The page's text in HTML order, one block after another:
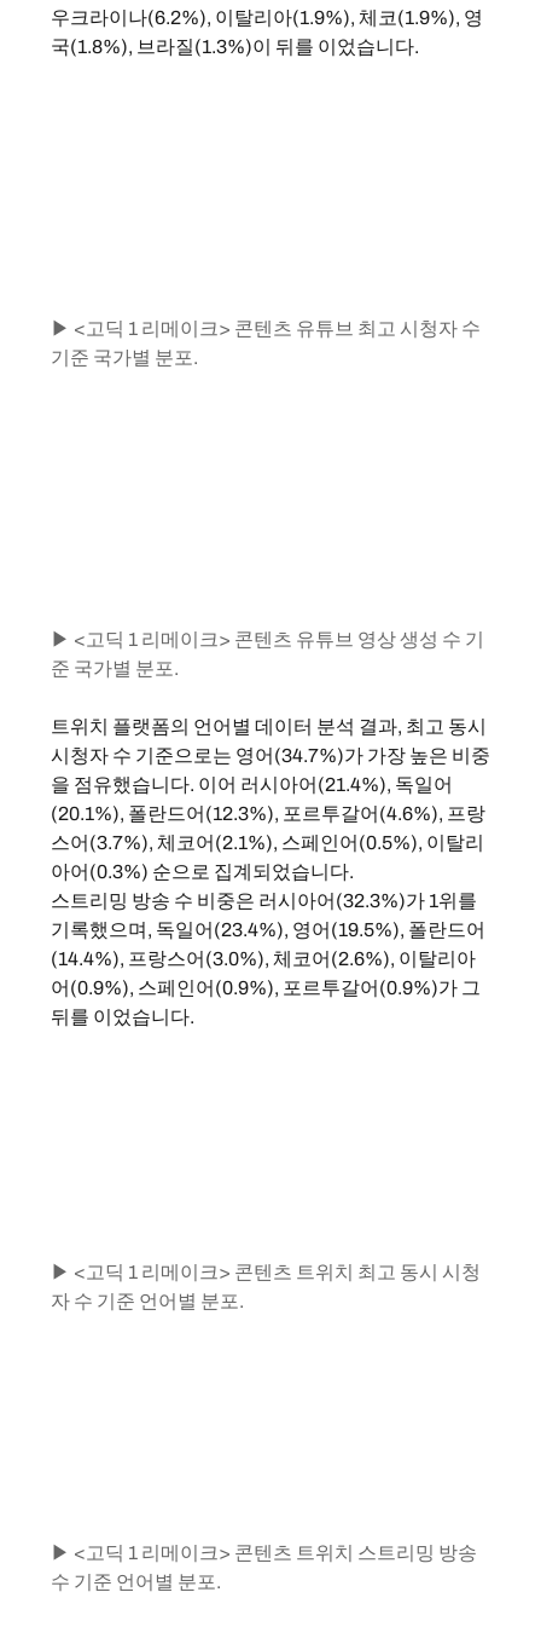
우크라이나(6.2%), 이탈리아(1.9%), 체코(1.9%), 영
국(1.8%), 브라질(1.3%)이 뒤를 이었습니다.
▶ <고딕 1 리메이크> 콘텐츠 유튜브 최고 시청자 수
기준 국가별 분포.
▶ <고딕 1 리메이크> 콘텐츠 유튜브 영상 생성 수 기
준 국가별 분포.
트위치 플랫폼의 언어별 데이터 분석 결과, 최고 동시
시청자 수 기준으로는 영어(34.7%)가 가장 높은 비중
을 점유했습니다. 이어 러시아어(21.4%), 독일어
(20.1%), 폴란드어(12.3%), 포르투갈어(4.6%), 프랑
스어(3.7%), 체코어(2.1%), 스페인어(0.5%), 이탈리
아어(0.3%) 순으로 집계되었습니다.
스트리밍 방송 수 비중은 러시아어(32.3%)가 1위를
기록했으며, 독일어(23.4%), 영어(19.5%), 폴란드어
(14.4%), 프랑스어(3.0%), 체코어(2.6%), 이탈리아
어(0.9%), 스페인어(0.9%), 포르투갈어(0.9%)가 그
뒤를 이었습니다.
▶ <고딕 1 리메이크> 콘텐츠 트위치 최고 동시 시청
자 수 기준 언어별 분포.
▶ <고딕 1 리메이크> 콘텐츠 트위치 스트리밍 방송
수 기준 언어별 분포.